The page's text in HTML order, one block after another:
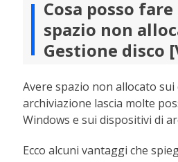
Cosa posso
spazio non
Gestione disco
Avere spazio non allocato
archiviazione lascia molte
Windows e sui dispositivi di
Ecco alcuni vantaggi che